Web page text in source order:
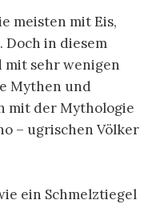
meisten mit Eis,
Doch in diesem
mit sehr wenigen
Mythen und
mit der Mythologie
– ugrischen Völker
ein Schmelztiegel